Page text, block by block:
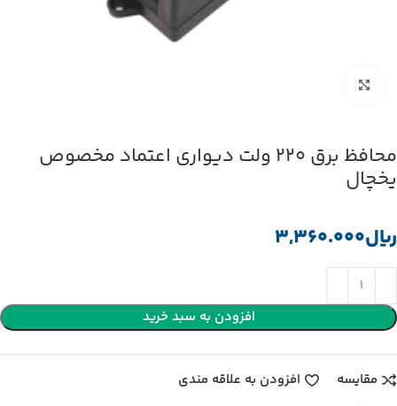
محافظ برق 220 ولت دیواری اعتماد مخصوص
یخچال
﷼
افزودن به سبد خرید
مقایسه
افزودن به علاقه مندی